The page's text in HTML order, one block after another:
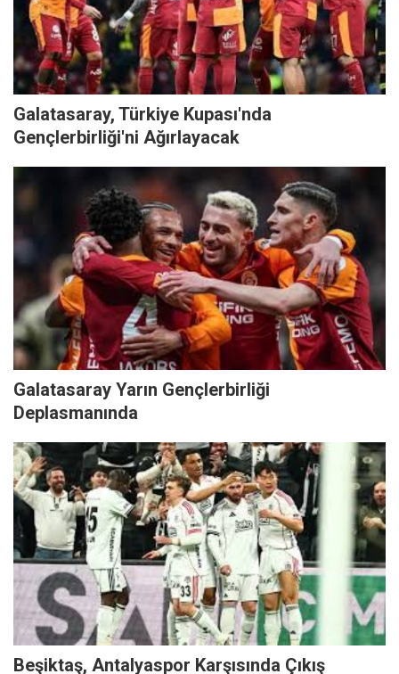
Galatasaray, Türkiye Kupası'nda
Gençlerbirliği'ni Ağırlayacak
Galatasaray Yarın Gençlerbirliği
Deplasmanında
Beşiktaş, Antalyaspor Karşısında Çıkış